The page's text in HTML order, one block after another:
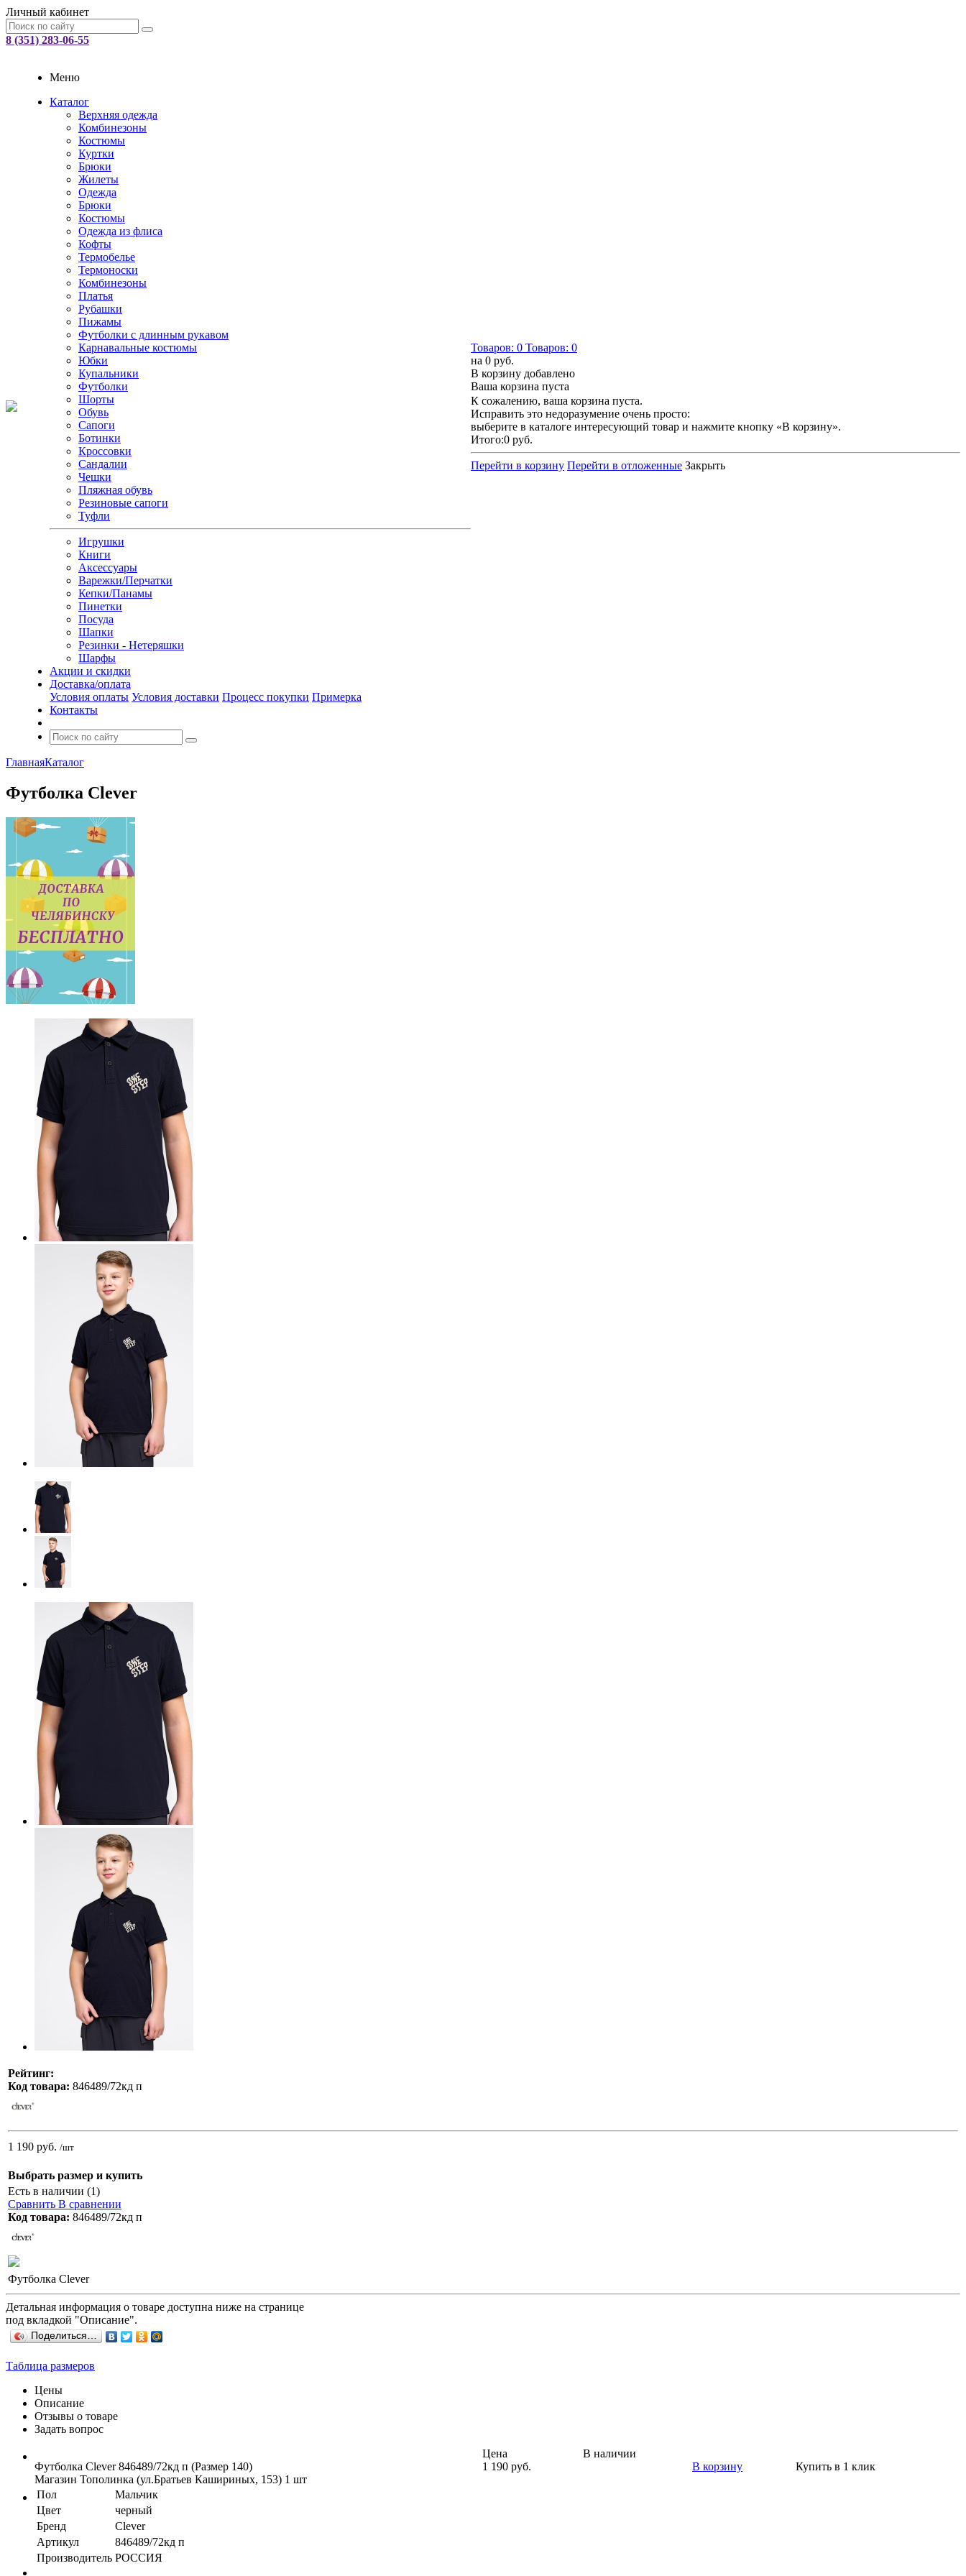
Личный кабинет
8 (351) 283-06-55
Меню
Каталог
Верхняя одежда
Комбинезоны
Костюмы
Куртки
Брюки
Жилеты
Одежда
Брюки
Костюмы
Одежда из флиса
Кофты
Термобелье
Термоноски
Комбинезоны
Платья
Рубашки
Пижамы
Футболки с длинным рукавом
Карнавальные костюмы
Юбки
Купальники
Футболки
Шорты
Обувь
Сапоги
Ботинки
Кроссовки
Сандалии
Чешки
Пляжная обувь
Резиновые сапоги
Туфли
Игрушки
Книги
Аксессуары
Варежки/Перчатки
Кепки/Панамы
Пинетки
Посуда
Шапки
Резинки - Нетеряшки
Шарфы
Акции и скидки
Доставка/оплата
Условия оплаты Условия доставки Процесс покупки Примерка
Контакты
Товаров: 0 Товаров: 0
на 0 руб.
В корзину добавлено
Ваша корзина пуста
К сожалению, ваша корзина пуста.
Исправить это недоразумение очень просто:
выберите в каталоге интересующий товар и нажмите кнопку «В корзину».
Итого:0 руб.
Перейти в корзину Перейти в отложенные Закрыть
ГлавнаяКаталог
Футболка Clever
Рейтинг:
Код товара: 846489/72кд п
1 190 руб. /шт
Выбрать размер и купить
Есть в наличии (1)
Сравнить В сравнении
Код товара: 846489/72кд п
Футболка Clever
Детальная информация о товаре доступна ниже на странице
под вкладкой "Описание".
Поделиться…
Таблица размеров
Цены
Описание
Отзывы о товаре
Задать вопрос
Цена
В наличии
Футболка Clever 846489/72кд п (Размер 140)
1 190 руб. В корзину
Купить в 1 клик
Магазин Тополинка (ул.Братьев Кашириных, 153) 1 шт
Пол
Мальчик
Цвет
черный
Бренд
Clever
Артикул
846489/72кд п
Производитель РОССИЯ